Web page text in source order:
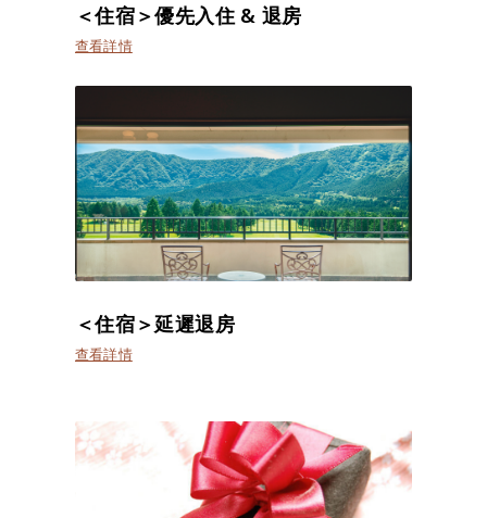
＜住宿＞優先入住 & 退房
查看詳情
＜住宿＞延遲退房
查看詳情